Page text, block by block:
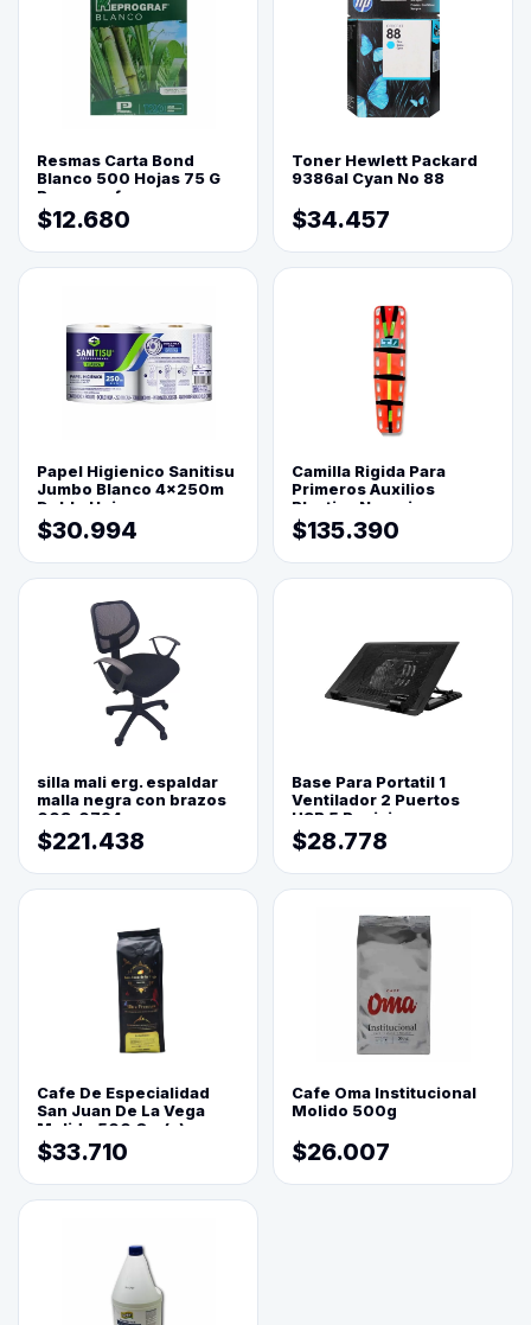
Resmas Carta Bond
Blanco 500 Hojas 75 G
Reprograf.
$12.680
Toner Hewlett Packard
9386al Cyan No 88
$34.457
Papel Higienico Sanitisu
Jumbo Blanco 4x250m
Doble Hoja
$30.994
Camilla Rigida Para
Primeros Auxilios
Plastica Naranja
$135.390
silla mali erg. espaldar
malla negra con brazos
003-0794
$221.438
Base Para Portatil 1
Ventilador 2 Puertos
USB 5 Posiciones
$28.778
Cafe De Especialidad
San Juan De La Vega
Molido 500 Grs(=)
$33.710
Cafe Oma Institucional
Molido 500g
$26.007